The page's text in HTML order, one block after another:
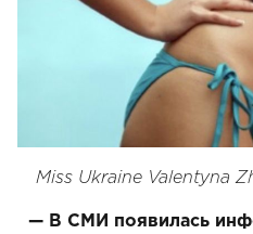
Miss Ukraine Valentyna
— В СМИ появилась